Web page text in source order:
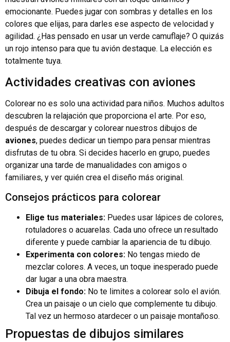
emocionante. Puedes jugar con sombras y detalles en los
colores que elijas, para darles ese aspecto de velocidad y
agilidad. ¿Has pensado en usar un verde camuflaje? O quizás
un rojo intenso para que tu avión destaque. La elección es
totalmente tuya.
Actividades creativas con aviones
Colorear no es solo una actividad para niños. Muchos adultos
descubren la relajación que proporciona el arte. Por eso,
después de descargar y colorear nuestros dibujos de
aviones, puedes dedicar un tiempo para pensar mientras
disfrutas de tu obra. Si decides hacerlo en grupo, puedes
organizar una tarde de manualidades con amigos o
familiares, y ver quién crea el diseño más original.
Consejos prácticos para colorear
Elige tus materiales: Puedes usar lápices de colores,
rotuladores o acuarelas. Cada uno ofrece un resultado
diferente y puede cambiar la apariencia de tu dibujo.
Experimenta con colores: No tengas miedo de
mezclar colores. A veces, un toque inesperado puede
dar lugar a una obra maestra.
Dibuja el fondo: No te limites a colorear solo el avión.
Crea un paisaje o un cielo que complemente tu dibujo.
Tal vez un hermoso atardecer o un paisaje montañoso.
Propuestas de dibujos similares